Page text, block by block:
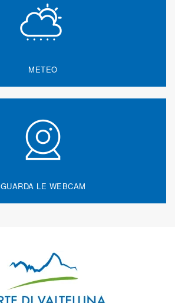
METEO
GUARDA LE WEBCAM